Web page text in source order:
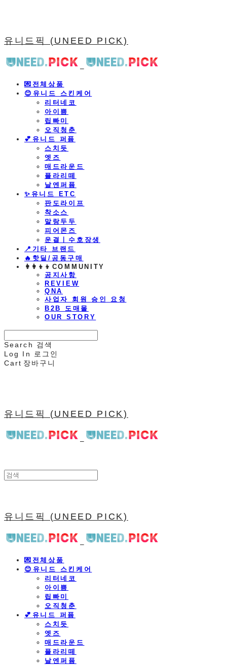
유니드픽 (UNEED PICK)
💌전체상품
😊유니드 스킨케어
리터네코
아이쁨
립빠미
오직청춘
💕유니드 퍼퓸
스치듯
엣즈
매드라운드
플라리떼
날엔퍼퓸
​✨유니드 ETC
판도라이프
착소스
말랑두두
피어몬즈
운결ㅣ수호장생
📍기타 브랜드
🔥핫딜/공동구매
👩‍👩‍👦‍👦COMMUNITY
공지사항
REVIEW
QNA
사업자 회원 승인 요청
B2B 도매몰
OUR STORY
Search
검색
Log In
로그인
Cart 장바구니
유니드픽 (UNEED PICK)
유니드픽 (UNEED PICK)
💌전체상품
😊유니드 스킨케어
리터네코
아이쁨
립빠미
오직청춘
💕유니드 퍼퓸
스치듯
엣즈
매드라운드
플라리떼
날엔퍼퓸